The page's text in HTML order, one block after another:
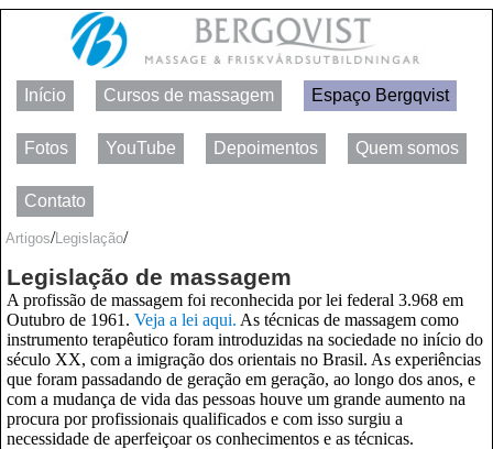
Início Cursos de massagem Espaço Bergqvist
Fotos YouTube Depoimentos Quem somos
Contato
Artigos/ Legislação/
Legislação de massagem
A profissão de massagem foi reconhecida por lei federal 3.968 em
Outubro de 1961. Veja a lei aqui. As técnicas de massagem como
instrumento terapêutico foram introduzidas na sociedade no início do
século XX, com a imigração dos orientais no Brasil. As experiências
que foram passadando de geração em geração, ao longo dos anos, e
com a mudança de vida das pessoas houve um grande aumento na
procura por profissionais qualificados e com isso surgiu a
necessidade de aperfeiçoar os conhecimentos e as técnicas.